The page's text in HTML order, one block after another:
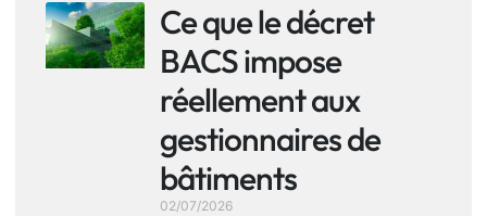
Ce que le décret
BACS impose
réellement aux
gestionnaires de
bâtiments
02/07/2026